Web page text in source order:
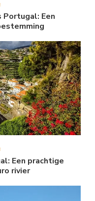
Een
Een prachtige
rivier